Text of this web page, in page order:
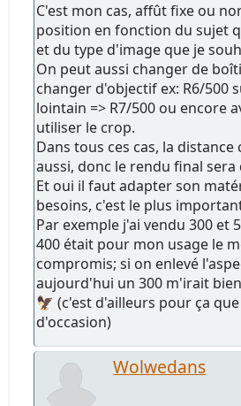
C'est mon cas, affût fixe ou
position en fonction du sujet
et du type d'image que je
On peut aussi changer de
changer d'objectif ex: R6/500
lointain => R7/500 ou encore
utiliser le crop.
Dans tous ces cas, la distance
aussi, donc le rendu final
Et oui il faut adapter son
besoins, c'est le plus
Par exemple j'ai vendu 300 et
400 était pour mon usage le
compromis; si on enlevé
aujourd'hui un 300 m'irait
🦅 (c'est d'ailleurs pour ça
d'occasion)
Wolwedans